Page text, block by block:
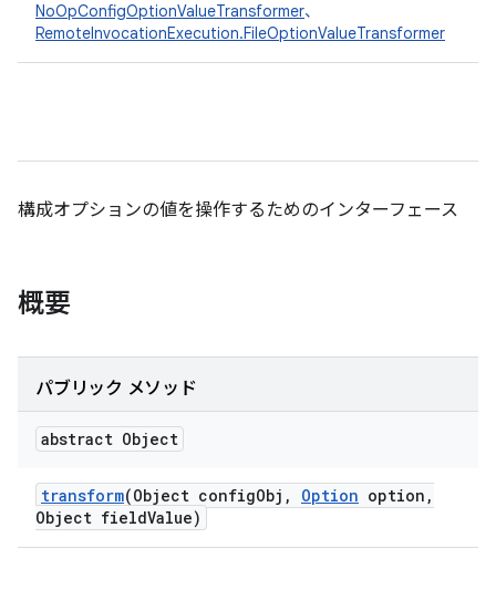
NoOpConfigOptionValueTransformer、
RemoteInvocationExecution.FileOptionValueTransformer
構成オプションの値を操作するためのインターフェース
概要
パブリック メソッド
abstract Object
transform(Object configObj , Option option ,
Object fieldValue)